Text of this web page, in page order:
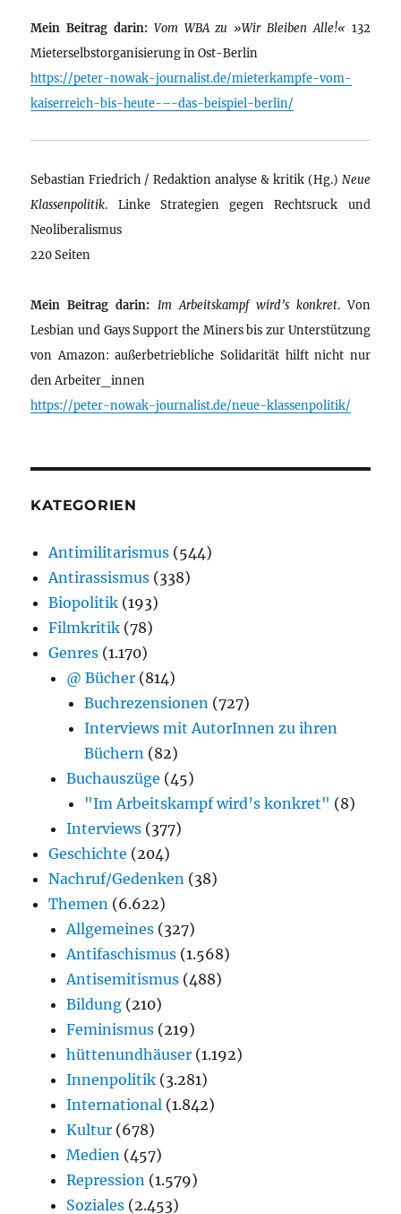
Mein Beitrag darin: Vom WBA zu »Wir Bleiben Alle!« 132
Mieterselbstorganisierung in Ost-Berlin
https://peter-nowak-journalist.de/mieterkampfe-vom-
kaiserreich-bis-heute-–-das-beispiel-berlin/
Sebastian Friedrich / Redaktion analyse & kritik (Hg.) Neue
Klassenpolitik. Linke Strategien gegen Rechtsruck und
Neoliberalismus
220 Seiten
Mein Beitrag darin: Im Arbeitskampf wird’s konkret. Von
Lesbian und Gays Support the Miners bis zur Unterstützung
von Amazon: außerbetriebliche Solidarität hilft nicht nur
den Arbeiter_innen
https://peter-nowak-journalist.de/neue-klassenpolitik/
KATEGORIEN
Antimilitarismus (544)
Antirassismus (338)
Biopolitik (193)
Filmkritik (78)
Genres (1.170)
@ Bücher (814)
Buchrezensionen (727)
Interviews mit AutorInnen zu ihren
Büchern (82)
Buchauszüge (45)
"Im Arbeitskampf wird’s konkret" (8)
Interviews (377)
Geschichte (204)
Nachruf/Gedenken (38)
Themen (6.622)
Allgemeines (327)
Antifaschismus (1.568)
Antisemitismus (488)
Bildung (210)
Feminismus (219)
hüttenundhäuser (1.192)
Innenpolitik (3.281)
International (1.842)
Kultur (678)
Medien (457)
Repression (1.579)
Soziales (2.453)